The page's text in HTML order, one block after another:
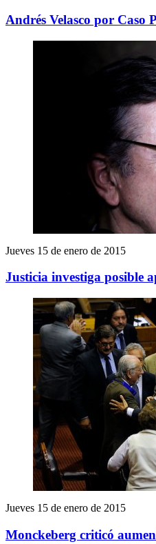
Andrés Velasco por Caso
Jueves 15 de enero de 2015
Justicia investiga posible
Jueves 15 de enero de 2015
Monckeberg criticó